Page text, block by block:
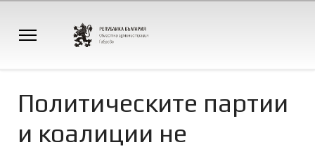
Политическите партии
и коалиции не